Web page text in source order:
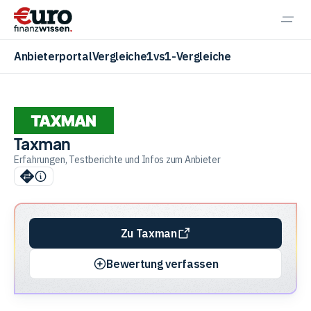
AnbieterportalVergleiche1vs1-Vergleiche
Aktien
Krypto
Banking
Taxman
Erfahrungen, Testberichte und Infos zum Anbieter
Zu Taxman
Bewertung verfassen